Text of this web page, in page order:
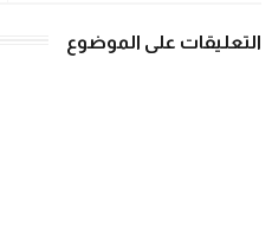
التعليقات على الموضوع